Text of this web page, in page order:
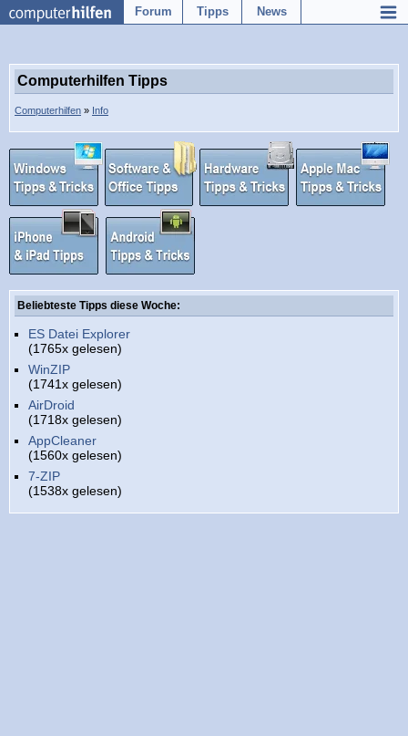
Forum Tipps News
Computerhilfen Tipps
Computerhilfen » Info
Beliebteste Tipps diese Woche:
ES Datei Explorer
(1765x gelesen)
WinZIP
(1741x gelesen)
AirDroid
(1718x gelesen)
AppCleaner
(1560x gelesen)
7-ZIP
(1538x gelesen)